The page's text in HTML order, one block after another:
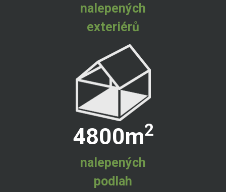
nalepených
exteriérů
4800m2
nalepených
podlah